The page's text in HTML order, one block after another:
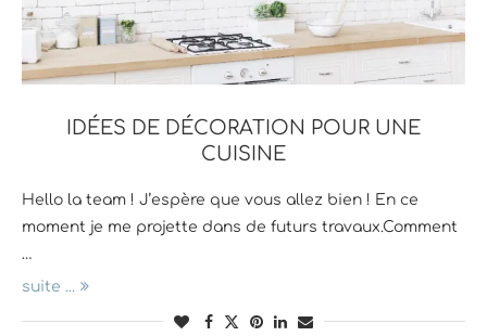
IDÉES DE DÉCORATION POUR UNE
CUISINE
Hello la team ! J’espère que vous allez bien ! En ce
moment je me projette dans de futurs travaux.Comment
…
suite ...